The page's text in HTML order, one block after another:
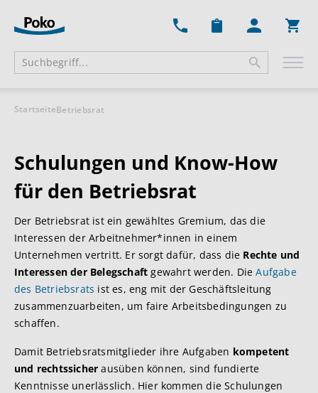
StartseiteBetriebsrat
Schulungen und Know-How
für den Betriebsrat
Der Betriebsrat ist ein gewähltes Gremium, das die
Interessen der Arbeitnehmer*innen in einem
Unternehmen vertritt. Er sorgt dafür, dass die Rechte und
Interessen der Belegschaftgewahrt werden. DieAufgabe
des Betriebsrats ist es, eng mit der Geschäftsleitung
zusammenzuarbeiten, um faire Arbeitsbedingungen zu
schaffen.
Damit Betriebsratsmitglieder ihre Aufgaben kompetent
und rechtssicher ausüben können, sind fundierte
Kenntnisse unerlässlich. Hier kommen die Schulungen